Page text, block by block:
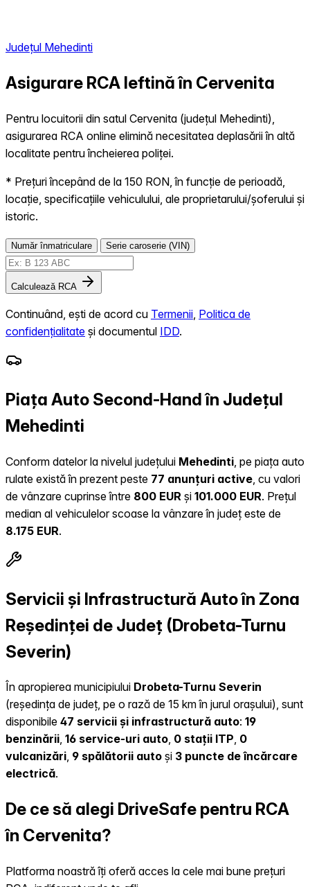
Județul Mehedinti
Asigurare RCA Ieftină în Cervenita
Pentru locuitorii din satul Cervenita (județul Mehedinti),
asigurarea RCA online elimină necesitatea deplasării în altă
localitate pentru încheierea poliței.
* Prețuri începând de la 150 RON, în funcție de perioadă,
locație, specificațiile vehiculului, ale proprietarului/șoferului și
istoric.
Număr înmatriculare Serie caroserie (VIN)
Calculează RCA
Continuând, ești de acord cu Termenii Politica de
confidențialitate și documentul IDD.
Piața Auto Second-Hand în Județul
Mehedinti
Conform datelor la nivelul județului Mehedinti , pe piața auto
rulate există în prezent peste 77 anunțuri active , cu valori
de vânzare cuprinse între 800 EUR și 101.000 EUR. Prețul
median al vehiculelor scoase la vânzare în județ este de
8.175 EUR.
Servicii și Infrastructură Auto în Zona
Reședinței de Județ (Drobeta-Turnu
Severin)
În apropierea municipiului Drobeta-Turnu Severin
(reședința de județ, pe o rază de 15 km în jurul orașului), sunt
disponibile 47 servicii și infrastructură auto: 19
benzinării, 16 service-uri auto, 0 stații ITP, 0
vulcanizări, 9 spălătorii auto și 3 puncte de încărcare
electrică.
De ce să alegi DriveSafe pentru RCA
în Cervenita?
Platforma noastră îți oferă acces la cele mai bune prețuri